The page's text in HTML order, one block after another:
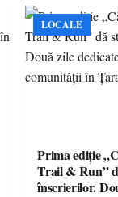
LOCALE
Prima ediție
Trail & Run”
înscrierilor.